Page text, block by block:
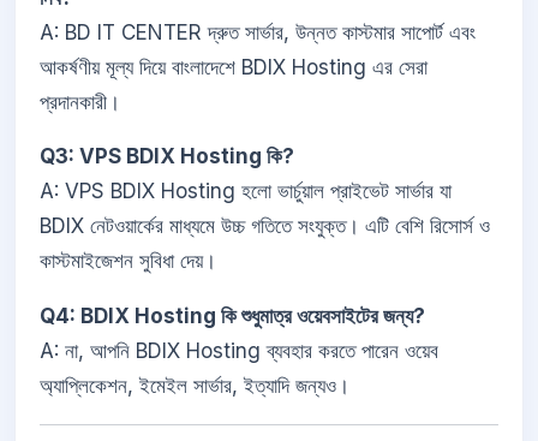
A: BD IT CENTER দ্রুত সার্ভার, উন্নত কাস্টমার সাপোর্ট এবং
আকর্ষণীয় মূল্য দিয়ে বাংলাদেশে BDIX Hosting এর সেরা
প্রদানকারী।
Q3: VPS BDIX Hosting কি?
A: VPS BDIX Hosting হলো ভার্চুয়াল প্রাইভেট সার্ভার যা
BDIX নেটওয়ার্কের মাধ্যমে উচ্চ গতিতে সংযুক্ত। এটি বেশি রিসোর্স ও
কাস্টমাইজেশন সুবিধা দেয়।
Q4: BDIX Hosting কি শুধুমাত্র ওয়েবসাইটের জন্য?
A: না, আপনি BDIX Hosting ব্যবহার করতে পারেন ওয়েব
অ্যাপ্লিকেশন, ইমেইল সার্ভার, ইত্যাদি জন্যও।